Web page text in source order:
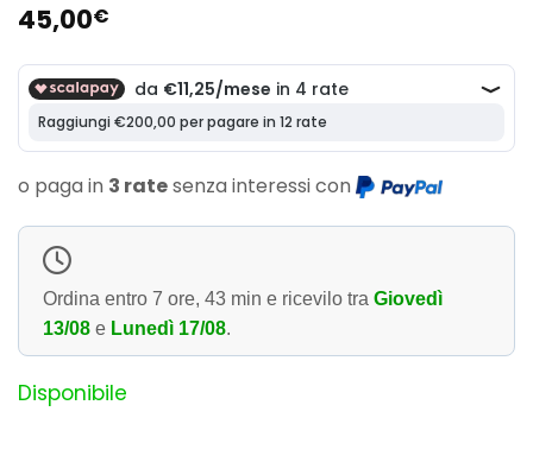
45,00€
o paga in 3 ratesenza interessi con
Ordina entro 7 ore, 43 min e ricevilo tra Giovedì
13/08 e Lunedì 17/08.
Disponibile